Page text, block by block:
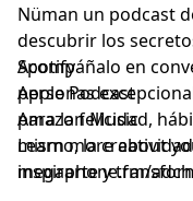
Nüman un podcast
descubrir los
Acompáñalo en
personas
para la felicidad,
mismo, la
inspirarte y
Spotify
Apple Podcast
Amazon Music
Learn more about
megaphone.fm/